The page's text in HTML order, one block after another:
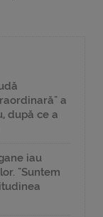
a
după ce a
iau
"Suntem